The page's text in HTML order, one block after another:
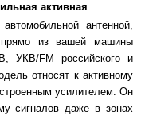
активная
антенной,
прямо из вашей машины
УКВ/FM российского и
относят к активному
усилителем. Он
сигналов даже в зонах